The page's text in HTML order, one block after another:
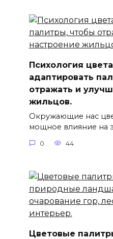
Психология
адаптировать
отражать и
жильцов.
Окружающие нас
мощное влияние на
0 44
Цветовые